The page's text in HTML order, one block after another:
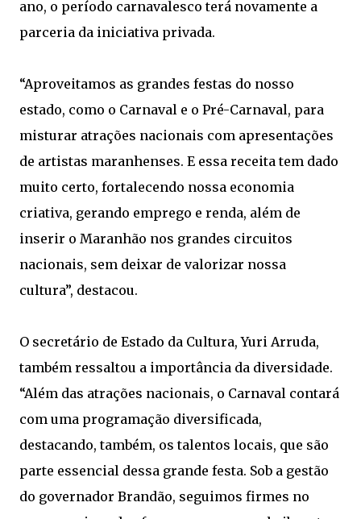
ano, o período carnavalesco terá novamente a
parceria da iniciativa privada.
“Aproveitamos as grandes festas do nosso
estado, como o Carnaval e o Pré-Carnaval, para
misturar atrações nacionais com apresentações
de artistas maranhenses. E essa receita tem dado
muito certo, fortalecendo nossa economia
criativa, gerando emprego e renda, além de
inserir o Maranhão nos grandes circuitos
nacionais, sem deixar de valorizar nossa
cultura”, destacou.
O secretário de Estado da Cultura, Yuri Arruda,
também ressaltou a importância da diversidade.
“Além das atrações nacionais, o Carnaval contará
com uma programação diversificada,
destacando, também, os talentos locais, que são
parte essencial dessa grande festa. Sob a gestão
do governador Brandão, seguimos firmes no